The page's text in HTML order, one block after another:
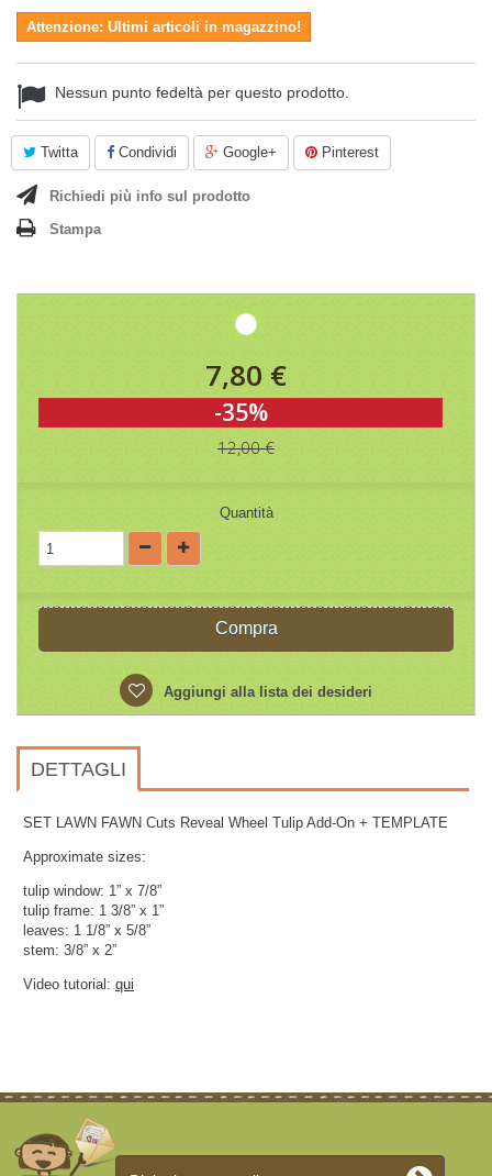
Attenzione: Ultimi articoli in magazzino!
Nessun punto fedeltà per questo prodotto.
Twitta Condividi Google+ Pinterest
Richiedi più info sul prodotto
Stampa
7,80 €
-35%
12,00 €
Quantità
Compra
Aggiungi alla lista dei desideri
DETTAGLI
SET LAWN FAWN Cuts Reveal Wheel Tulip Add-On + TEMPLATE
Approximate sizes:
tulip window: 1” x 7/8”
tulip frame: 1 3/8” x 1”
leaves: 1 1/8” x 5/8”
stem: 3/8” x 2”
Video tutorial: qui